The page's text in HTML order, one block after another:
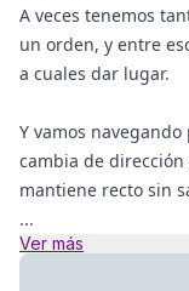
A veces tenemos
un orden, y entre
a cuales dar lugar.
Y vamos
cambia de
mantiene recto sin
...
Ver más